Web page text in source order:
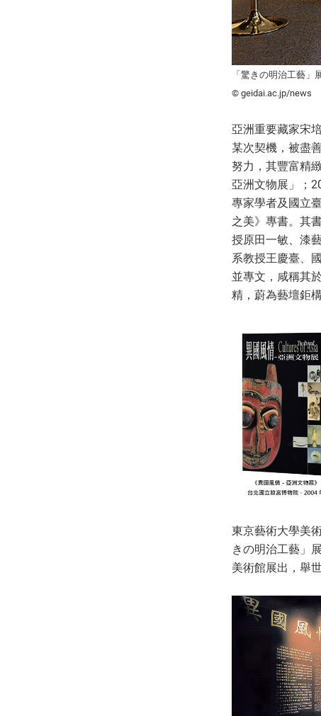
「驚きの明治工藝
© geidai.ac.jp/news
亞洲重要藏家宋
某次契機，被盡
努力，其豐富精
亞洲文物展」；
專家學者及國立
之美》專書。其
授原田一敏、漆
系教授王慶臺、
並專文，咸稱其
精，蔚為藝壇鉅構
東京藝術大學美
きの明治工藝」
美術館展出，舉